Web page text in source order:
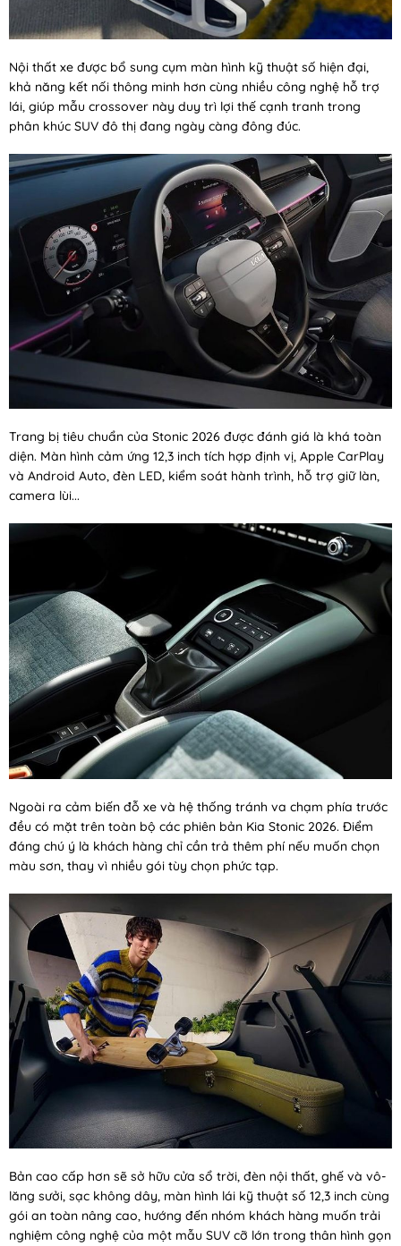
Nội thất xe được bổ sung cụm màn hình kỹ thuật số hiện đại,
khả năng kết nối thông minh hơn cùng nhiều công nghệ hỗ trợ
lái, giúp mẫu crossover này duy trì lợi thế cạnh tranh trong
phân khúc SUV đô thị đang ngày càng đông đúc.
Trang bị tiêu chuẩn của Stonic 2026 được đánh giá là khá toàn
diện. Màn hình cảm ứng 12,3 inch tích hợp định vị, Apple CarPlay
và Android Auto, đèn LED, kiểm soát hành trình, hỗ trợ giữ làn,
camera lùi...
Ngoài ra cảm biến đỗ xe và hệ thống tránh va chạm phía trước
đều có mặt trên toàn bộ các phiên bản Kia Stonic 2026. Điểm
đáng chú ý là khách hàng chỉ cần trả thêm phí nếu muốn chọn
màu sơn, thay vì nhiều gói tùy chọn phức tạp.
Bản cao cấp hơn sẽ sở hữu cửa sổ trời, đèn nội thất, ghế và vô-
lăng sưởi, sạc không dây, màn hình lái kỹ thuật số 12,3 inch cùng
gói an toàn nâng cao, hướng đến nhóm khách hàng muốn trải
nghiệm công nghệ của một mẫu SUV cỡ lớn trong thân hình gọn